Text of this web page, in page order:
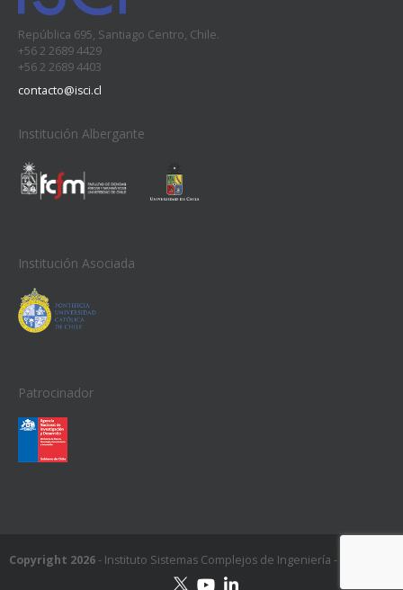
República 695, Santiago Centro, Chile.
+56 2 2689 4429
+56 2 2689 4403
contacto@isci.cl
Institución Albergante
Institución Asociada
Patrocinador
Copyright 2026- Instituto Sistemas Complejos de Ingeniería - ISCI